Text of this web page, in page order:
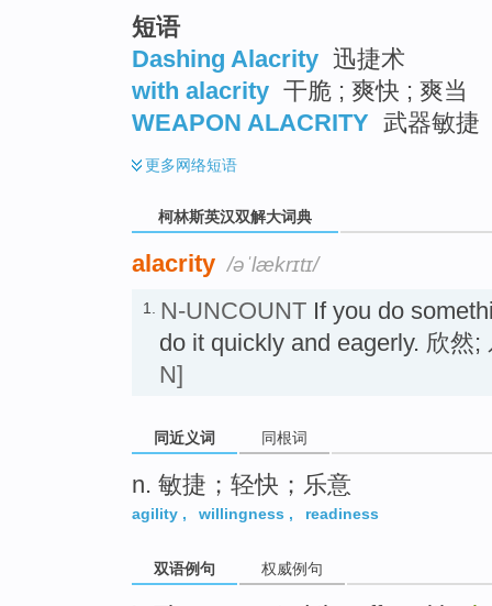
短语
Dashing Alacrity 迅捷术
with alacrity 干脆 ; 爽快 ; 爽当
WEAPON ALACRITY 武器敏捷
更多网络短语
柯林斯英汉双解大词典
alacrity /əˈlækrɪtɪ/
1. N-UNCOUNT If you do
do it quickly and eagerly. 欣然
N]
同近义词 同根词
n. 敏捷；轻快；乐意
agility , willingness , readiness
双语例句 权威例句